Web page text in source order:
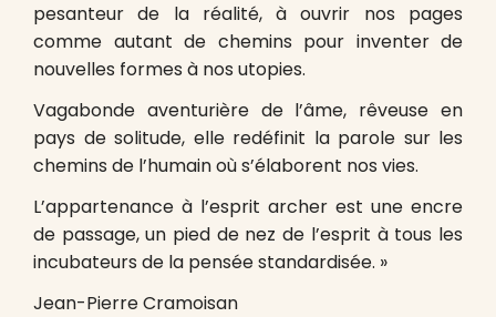
pesanteur de la réalité, à ouvrir nos pages
comme autant de chemins pour inventer de
nouvelles formes à nos utopies.
Vagabonde aventurière de l’âme, rêveuse en
pays de solitude, elle redéfinit la parole sur les
chemins de l’humain où s’élaborent nos vies.
L’appartenance à l’esprit archer est une encre
de passage, un pied de nez de l’esprit à tous les
incubateurs de la pensée standardisée. »
Jean-Pierre Cramoisan